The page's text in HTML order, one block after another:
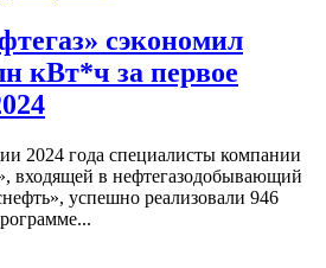
сэкономил
кВт*ч за первое
2024 года специалисты компании
входящей в нефтегазодобывающий
успешно реализовали 946